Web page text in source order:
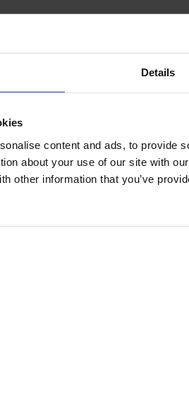
Details
content and ads, to provide
about your use of our site with
other information that you’ve